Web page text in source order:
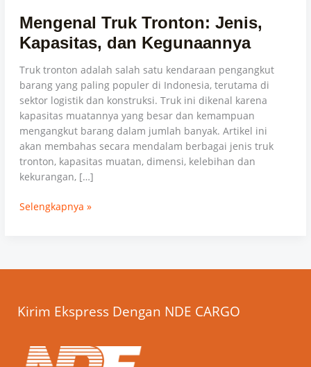
Mengenal Truk Tronton: Jenis,
Kapasitas, dan Kegunaannya
Truk tronton adalah salah satu kendaraan pengangkut
barang yang paling populer di Indonesia, terutama di
sektor logistik dan konstruksi. Truk ini dikenal karena
kapasitas muatannya yang besar dan kemampuan
mengangkut barang dalam jumlah banyak. Artikel ini
akan membahas secara mendalam berbagai jenis truk
tronton, kapasitas muatan, dimensi, kelebihan dan
kekurangan, […]
Selengkapnya »
Kirim Ekspress Dengan NDE CARGO